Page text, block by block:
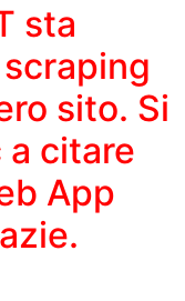
sta
sito. Si
citare
App